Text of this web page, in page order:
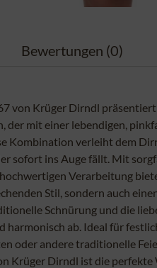
Bewertungen (0)
von Krüger Dirndl präsentiert
der mit einer lebendigen,
Kombination verleiht dem
sofort ins Auge fällt. Mit
Verarbeitung
Stil, sondern auch
Schnürung und die
harmonisch ab. Ideal für
oder andere traditionelle
Krüger Dirndl ist die perfekte